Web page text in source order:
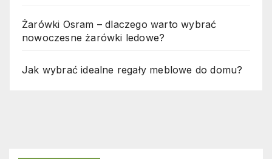
Żarówki Osram – dlaczego warto wybrać
nowoczesne żarówki ledowe?
Jak wybrać idealne regały meblowe do domu?